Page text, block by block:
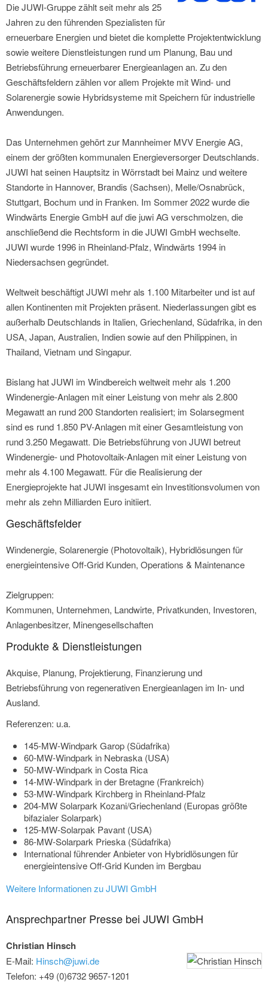
Die JUWI-Gruppe zählt seit mehr als 25
Jahren zu den führenden Spezialisten für
erneuerbare Energien und bietet die komplette Projektentwicklung
sowie weitere Dienstleistungen rund um Planung, Bau und
Betriebsführung erneuerbarer Energieanlagen an. Zu den
Geschäftsfeldern zählen vor allem Projekte mit Wind- und
Solarenergie sowie Hybridsysteme mit Speichern für industrielle
Anwendungen.
Das Unternehmen gehört zur Mannheimer MVV Energie AG,
einem der größten kommunalen Energieversorger Deutschlands.
JUWI hat seinen Hauptsitz in Wörrstadt bei Mainz und weitere
Standorte in Hannover, Brandis (Sachsen), Melle/Osnabrück,
Stuttgart, Bochum und in Franken. Im Sommer 2022 wurde die
Windwärts Energie GmbH auf die juwi AG verschmolzen, die
anschließend die Rechtsform in die JUWI GmbH wechselte.
JUWI wurde 1996 in Rheinland-Pfalz, Windwärts 1994 in
Niedersachsen gegründet.
Weltweit beschäftigt JUWI mehr als 1.100 Mitarbeiter und ist auf
allen Kontinenten mit Projekten präsent. Niederlassungen gibt es
außerhalb Deutschlands in Italien, Griechenland, Südafrika, in den
USA, Japan, Australien, Indien sowie auf den Philippinen, in
Thailand, Vietnam und Singapur.
Bislang hat JUWI im Windbereich weltweit mehr als 1.200
Windenergie-Anlagen mit einer Leistung von mehr als 2.800
Megawatt an rund 200 Standorten realisiert; im Solarsegment
sind es rund 1.850 PV-Anlagen mit einer Gesamtleistung von
rund 3.250 Megawatt. Die Betriebsführung von JUWI betreut
Windenergie- und Photovoltaik-Anlagen mit einer Leistung von
mehr als 4.100 Megawatt. Für die Realisierung der
Energieprojekte hat JUWI insgesamt ein Investitionsvolumen von
mehr als zehn Milliarden Euro initiiert.
Geschäftsfelder
Windenergie, Solarenergie (Photovoltaik), Hybridlösungen für
energieintensive Off-Grid Kunden, Operations & Maintenance
Zielgruppen:
Kommunen, Unternehmen, Landwirte, Privatkunden, Investoren,
Anlagenbesitzer, Minengesellschaften
Produkte & Dienstleistungen
Akquise, Planung, Projektierung, Finanzierung und
Betriebsführung von regenerativen Energieanlagen im In- und
Ausland.
Referenzen: u.a.
145-MW-Windpark Garop (Südafrika)
60-MW-Windpark in Nebraska (USA)
50-MW-Windpark in Costa Rica
14-MW-Windpark in der Bretagne (Frankreich)
53-MW-Windpark Kirchberg in Rheinland-Pfalz
204-MW Solarpark Kozani/Griechenland (Europas größte
bifazialer Solarpark)
125-MW-Solarpak Pavant (USA)
86-MW-Solarpark Prieska (Südafrika)
International führender Anbieter von Hybridlösungen für
energieintensive Off-Grid Kunden im Bergbau
Weitere Informationen zu JUWI GmbH
Ansprechpartner Presse bei JUWI GmbH
Christian Hinsch
E-Mail: Hinsch@juwi.de
Telefon: +49 (0)6732 9657-1201